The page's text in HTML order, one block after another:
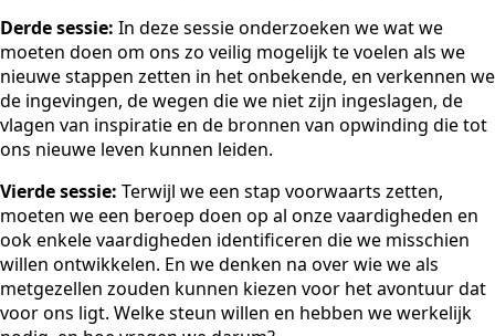
Derde sessie: In deze sessie onderzoeken we wat we
moeten doen om ons zo veilig mogelijk te voelen als we
nieuwe stappen zetten in het onbekende, en verkennen we
de ingevingen, de wegen die we niet zijn ingeslagen, de
vlagen van inspiratie en de bronnen van opwinding die tot
ons nieuwe leven kunnen leiden.
Vierde sessie: Terwijl we een stap voorwaarts zetten,
moeten we een beroep doen op al onze vaardigheden en
ook enkele vaardigheden identificeren die we misschien
willen ontwikkelen. En we denken na over wie we als
metgezellen zouden kunnen kiezen voor het avontuur dat
voor ons ligt. Welke steun willen en hebben we werkelijk